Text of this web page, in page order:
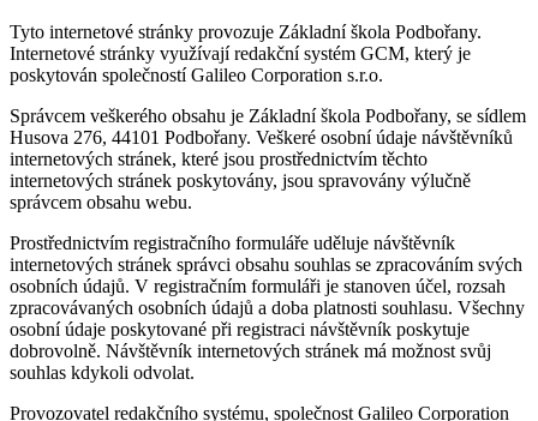
Tyto internetové stránky provozuje Základní škola Podbořany.
Internetové stránky využívají redakční systém GCM, který je
poskytován společností Galileo Corporation s.r.o.
Správcem veškerého obsahu je Základní škola Podbořany, se sídlem
Husova 276, 44101 Podbořany. Veškeré osobní údaje návštěvníků
internetových stránek, které jsou prostřednictvím těchto
internetových stránek poskytovány, jsou spravovány výlučně
správcem obsahu webu.
Prostřednictvím registračního formuláře uděluje návštěvník
internetových stránek správci obsahu souhlas se zpracováním svých
osobních údajů. V registračním formuláři je stanoven účel, rozsah
zpracovávaných osobních údajů a doba platnosti souhlasu. Všechny
osobní údaje poskytované při registraci návštěvník poskytuje
dobrovolně. Návštěvník internetových stránek má možnost svůj
souhlas kdykoli odvolat.
Provozovatel redakčního systému, společnost Galileo Corporation